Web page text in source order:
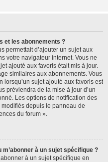
et les abonnements ?
permettait d’ajouter un sujet aux
votre navigateur internet. Vous ne
ajouté aux favoris était mis à jour.
similaires aux abonnements. Vous
lorsqu’un sujet ajouté aux favoris est
préviendra de la mise à jour d’un
Les options de notification des
depuis le panneau de
du forum ».
à un sujet spécifique ?
à un sujet spécifique en